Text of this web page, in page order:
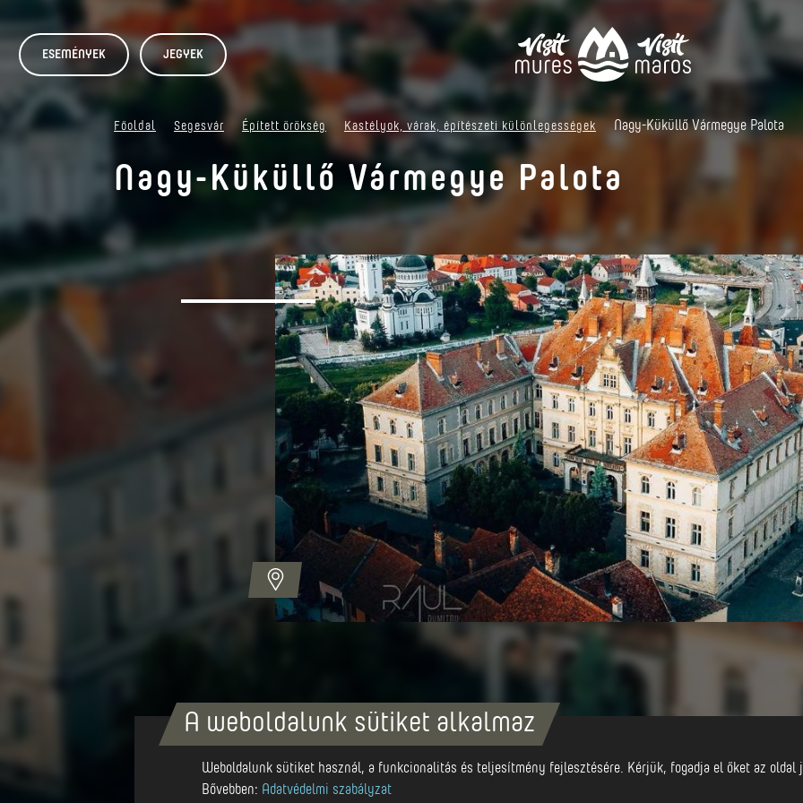
ESEMÉNYEK JEGYEK
Főoldal Segesvár Épített örökség Kastélyok, várak, építészeti különlegességek Nagy-Küküllő Vármegye Palota
Nagy-Küküllő Vármegye Palota
Az épület jelenleg Segesvár polgármesteri hivatalának székhelye. Az impozáns épületet 1886 és
domonkos kolostor helyén. Ez a neo-reneszánsz stílusú épület eredetileg adminisztratív célokat
A weboldalunk sütiket alkalmaz
Weboldalunk sütiket használ, a funkcionalitás és teljesítmény fejlesztésére. Kérjük, fogadja el őket az oldal
Bővebben: Adatvédelmi szabályzat